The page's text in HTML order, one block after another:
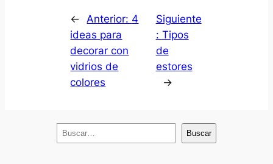
← Anterior: 4
ideas para
decorar con
vidrios de
colores
Siguiente
: Tipos
de
estores
→
u
Buscar